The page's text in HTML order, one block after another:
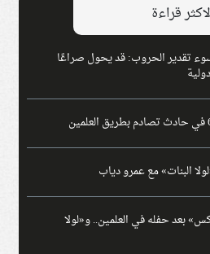
قراءة
تقدير الحروب: قد يحول صراعًا
البنات» مع عمرو دياب
بعد حفله في العلمين.. و«لولا